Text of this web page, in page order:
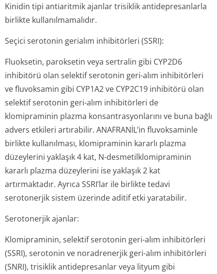
Kinidin tipi antiaritmik ajanlar trisiklik antidepresanlarla
birlikte kullanılmamalıdır.
Seçici serotonin gerialım inhibitörleri (SSRI):
Fluoksetin, paroksetin veya sertralin gibi CYP2D6
inhibitörü olan selektif serotonin geri-alım inhibitörleri
ve fluvoksamin gibi CYP1A2 ve CYP2C19 inhibitörü olan
selektif serotonin geri-alım inhibitörleri de
klomipraminin plazma konsantrasyonlarını ve buna bağlı
advers etkileri artırabilir. ANAFRANİL’in fluvoksaminle
birlikte kullanılması, klomipraminin kararlı plazma
düzeylerini yaklaşık 4 kat, N-desmetilklomi­praminin
kararlı plazma düzeylerini ise yaklaşık 2 kat
artırmaktadır. Ayrıca SSRI’lar ile birlikte tedavi
serotonerjik sistem üzerinde aditif etki yaratabilir.
Serotonerjik ajanlar:
Klomipraminin, selektif serotonin geri-alım inhibitörleri
(SSRI), serotonin ve noradrenerjik geri-alım inhibitörleri
(SNRI), trisiklik antidepresanlar veya lityum gibi